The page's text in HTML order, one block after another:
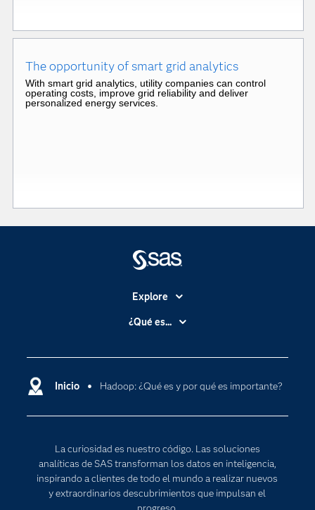
The opportunity of smart grid analytics
With smart grid analytics, utility companies can control
operating costs, improve grid reliability and deliver
personalized energy services.
Inicio Hadoop: ¿Qué es y por qué es importante?
La curiosidad es nuestro código. Las soluciones
analíticas de SAS transforman los datos en inteligencia,
inspirando a clientes de todo el mundo a realizar nuevos
y extraordinarios descubrimientos que impulsan el
Explore
Accesibilidad
Compañía
Comunidades
Documentación
Estudiantes
¿Qué es...
Cloud Computing
Transformación digital